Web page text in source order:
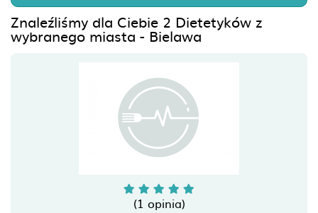
Znaleźliśmy dla Ciebie 2 Dietetyków z
wybranego miasta - Bielawa
(1 opinia)